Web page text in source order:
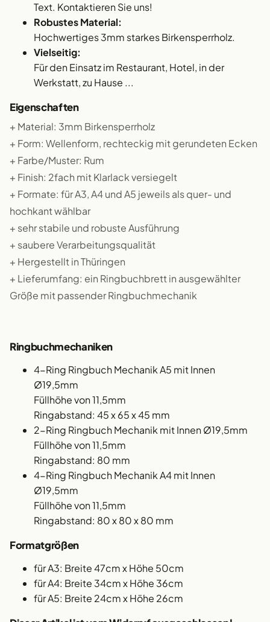
Text. Kontaktieren Sie uns!
Robustes Material:
Hochwertiges 3mm starkes Birkensperrholz.
Vielseitig:
Für den Einsatz im Restaurant, Hotel, in der
Werkstatt, zu Hause ...
Eigenschaften
+ Material: 3mm Birkensperrholz
+ Form: Wellenform, rechteckig mit gerundeten Ecken
+ Farbe/Muster: Rum
+ Finish: 2fach mit Klarlack versiegelt
+ Formate: für A3, A4 und A5 jeweils als quer- und
hochkant wählbar
+ sehr stabile und robuste Ausführung
+ saubere Verarbeitungsqualität
+ Hergestellt in Thüringen
+ Lieferumfang: ein Ringbuchbrett in ausgewählter
Größe mit passender Ringbuchmechanik
Ringbuchmechaniken
4-Ring Ringbuch Mechanik A5 mit Innen
Ø19,5mm
Füllhöhe von 11,5mm
Ringabstand: 45 x 65 x 45 mm
2-Ring Ringbuch Mechanik mit Innen Ø19,5mm
Füllhöhe von 11,5mm
Ringabstand: 80 mm
4-Ring Ringbuch Mechanik A4 mit Innen
Ø19,5mm
Füllhöhe von 11,5mm
Ringabstand: 80 x 80 x 80 mm
Formatgrößen
für A3: Breite 47cm x Höhe 50cm
für A4: Breite 34cm x Höhe 36cm
für A5: Breite 24cm x Höhe 26cm